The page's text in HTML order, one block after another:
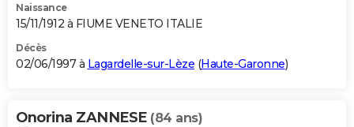
Naissance
15/11/1912 à FIUME VENETO ITALIE
Décès
02/06/1997 à Lagardelle-sur-Lèze (Haute-Garonne)
Onorina ZANNESE (84 ans)